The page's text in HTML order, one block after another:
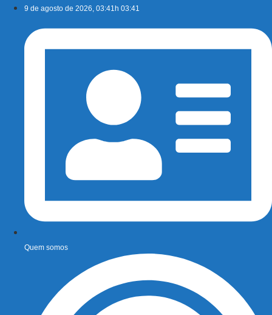
conteúdo
9 de agosto de 2026, 03:41h 03:41
Quem somos